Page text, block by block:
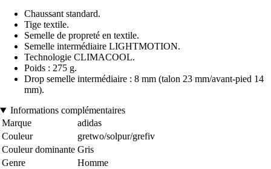
Chaussant standard.
Tige textile.
Semelle de propreté en textile.
Semelle intermédiaire LIGHTMOTION.
Technologie CLIMACOOL.
Poids : 275 g.
Drop semelle intermédiaire : 8 mm (talon 23 mm/avant-pied 14
mm).
Informations complémentaires
Marque
adidas
Couleur
gretwo/solpur/grefiv
Couleur dominante Gris
Genre
Homme